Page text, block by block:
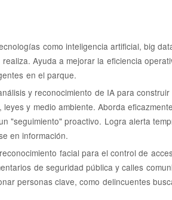
como inteligencia artificial, big
Ayuda a mejorar la eficiencia
en el parque.
y reconocimiento de IA para
y medio ambiente. Aborda
"seguimiento" proactivo. Logra alerta
en información.
facial para el control de
de seguridad pública y calles
personas clave, como delincuentes